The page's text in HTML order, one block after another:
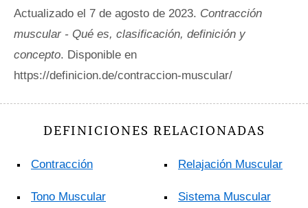
Actualizado el 7 de agosto de 2023. Contracción
muscular - Qué es, clasificación, definición y
concepto. Disponible en
https://definicion.de/contraccion-muscular/
DEFINICIONES RELACIONADAS
Contracción
Tono Muscular
Relajación Muscular
Sistema Muscular